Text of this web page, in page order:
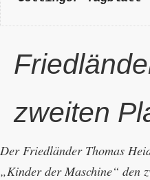
zweiten
Der Friedländer Thomas
„Kinder der Maschine“ den